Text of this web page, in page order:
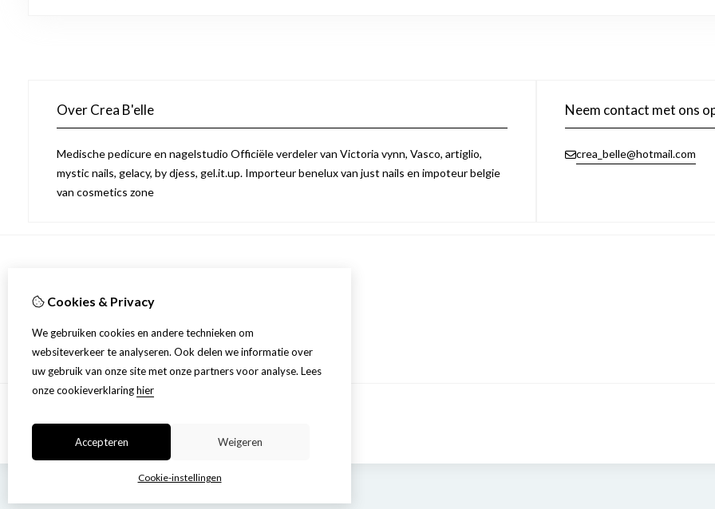
Over Crea B'elle
Medische pedicure en nagelstudio Officiële verdeler van Victoria vynn, Vasco, artiglio,
mystic nails, gelacy, by djess, gel.it.up. Importeur benelux van just nails en impoteur belgie
van cosmetics zone
Neem contact met ons
crea_belle@hotmail.com
Over ons
Algemene voorwaarden
Cookies & Privacy
We gebruiken cookies en andere technieken om
websiteverkeer te analyseren. Ook delen we informatie over
uw gebruik van onze site met onze partners voor analyse. Lees
onze cookieverklaringhier
Accepteren Weigeren
Cookie-instellingen